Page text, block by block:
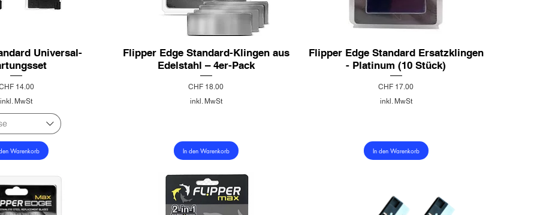
Universal-
14.00
inkl. MwSt
Warenkorb
Flipper Edge Standard-Klingen aus
Edelstahl – 4er-Pack
Preis
CHF 18.00
inkl. MwSt
In den Warenkorb
Flipper Edge Standard Ersatzklingen
- Platinum (10 Stück)
Preis
CHF 17.00
inkl. MwSt
In den Warenkorb